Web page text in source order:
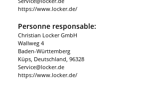
https://www.locker.de/
Personne responsable:
Christian Locker GmbH
Wallweg 4
Baden-Württemberg
Küps, Deutschland, 96328
Service@locker.de
https://www.locker.de/